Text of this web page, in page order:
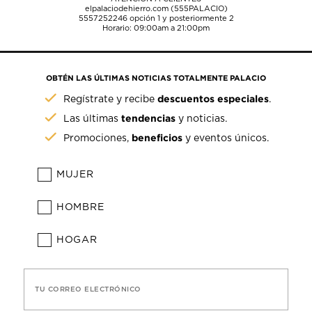
elpalaciodehierro.com (555PALACIO)
5557252246opción 1 y posteriormente 2
Horario: 09:00am a 21:00pm
OBTÉN LAS ÚLTIMAS NOTICIAS TOTALMENTE PALACIO
Regístrate y recibedescuentos especiales.
Las últimastendencias y noticias.
Promociones, beneficios y eventos únicos.
MUJER
HOMBRE
HOGAR
TU CORREO ELECTRÓNICO